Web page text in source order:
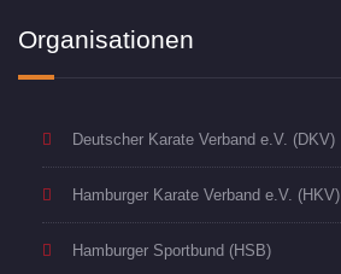
Organisationen
Deutscher Karate Verband e.V. (DKV)
Hamburger Karate Verband e.V. (HKV)
Hamburger Sportbund (HSB)